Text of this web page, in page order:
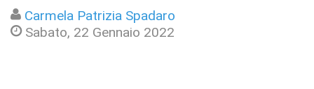
Carmela Patrizia Spadaro
Sabato, 22 Gennaio 2022